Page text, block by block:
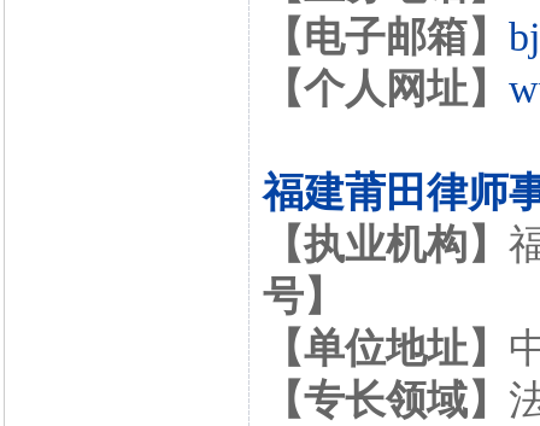
【电子邮箱】
【个人网址】
福建莆田律师
【执业机构】
号】
【单位地址】
【专长领域】